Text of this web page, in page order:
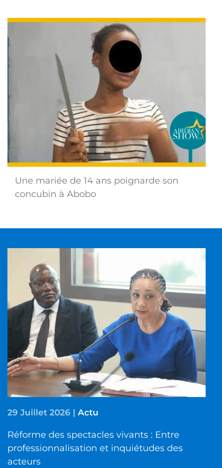
Une mariée de 14 ans poignarde son
concubin à Abobo
29 Juillet 2026 | Actu
Réforme des spectacles vivants : Entre
professionnalisation et inquiétudes des
acteurs